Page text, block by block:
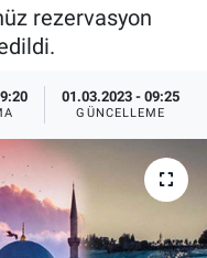
rezervasyon
01.03.2023 - 09:25
GÜNCELLEME